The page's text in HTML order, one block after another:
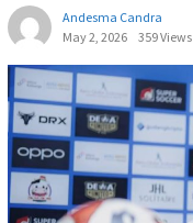
Andesma Candra
May 2, 2026
359 Views